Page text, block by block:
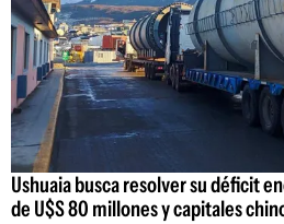
Ushuaia busca resolver su déficit
de U$S 80 millones y capitales